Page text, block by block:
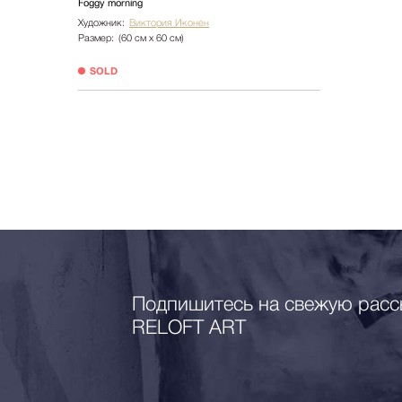
Foggy morning
Художник: Виктория Иконен
Размер: (60 см х 60 см)
SOLD
Подпишитесь на свежую
RELOFT ART